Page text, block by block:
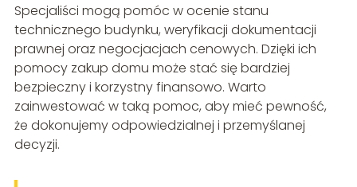
Specjaliści mogą pomóc w ocenie stanu
technicznego budynku, weryfikacji dokumentacji
prawnej oraz negocjacjach cenowych. Dzięki ich
pomocy zakup domu może stać się bardziej
bezpieczny i korzystny finansowo. Warto
zainwestować w taką pomoc, aby mieć pewność,
że dokonujemy odpowiedzialnej i przemyślanej
decyzji.